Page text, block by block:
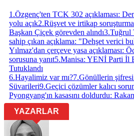
1 .Özgenç'ten TCK 302 açıklaması:
yolu açık2.Rüşvet ve irtikap
Başkan Çiçek görevden alındı3.Tuğrul
sahip çıkan açıklama: "Dehşet verici
Yılmaz'dan çerçeve yasa açıklaması:
sorusuna yanıt5.Manisa: YENİ Parti İl
Tutuklandı
6.Hayalimiz var mı?7.Gönüllerin
Süvarileri9.Geçici çözümler kalıcı
Pyongyang'ın kasasını doldurdu:
YAZARLAR